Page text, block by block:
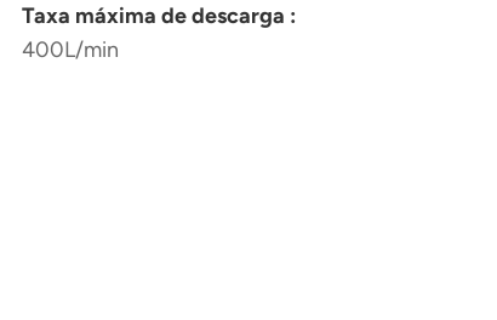
Taxa máxima de descarga :
400L/min